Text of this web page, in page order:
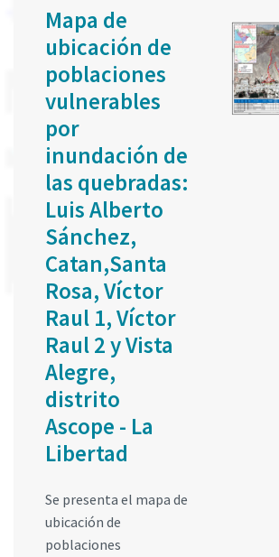
Mapa de
ubicación de
poblaciones
vulnerables
por
inundación de
las quebradas:
Luis Alberto
Sánchez,
Catan,Santa
Rosa, Víctor
Raul 1, Víctor
Raul 2 y Vista
Alegre,
distrito
Ascope - La
Libertad
Se presenta el mapa de
ubicación de
poblaciones